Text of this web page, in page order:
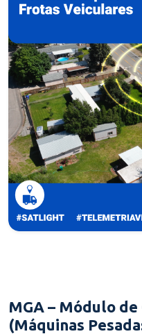
MGA – Módulo
(Máquinas